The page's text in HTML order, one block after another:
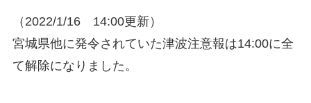
（2022/1/16 14:00更新）
宮城県他に発令されていた津波注意報は14:00に全
て解除になりました。